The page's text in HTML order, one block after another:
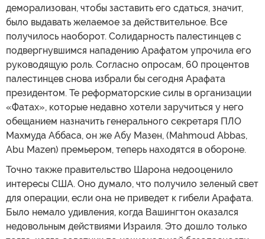
деморализован, чтобы заставить его сдаться, значит,
было выдавать желаемое за действительное. Все
получилось наоборот. Солидарность палестинцев с
подвергнувшимся нападению Арафатом упрочила его
руководящую роль. Согласно опросам, 60 процентов
палестинцев снова избрали бы сегодня Арафата
президентом. Те реформаторские силы в организации
«Фатах», которые недавно хотели заручиться у него
обещанием назначить генерального секретаря ПЛО
Махмуда Аббаса, он же Абу Мазен, (Mahmoud Abbas,
Abu Mazen) премьером, теперь находятся в обороне.
Точно также правительство Шарона недооценило
интересы США. Оно думало, что получило зеленый свет
для операции, если она не приведет к гибели Арафата.
Было немало удивления, когда Вашингтон оказался
недовольным действиями Израиля. Это дошло только